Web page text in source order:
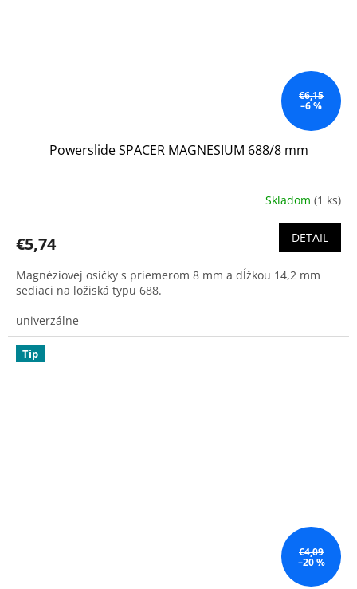
€6,15
–6 %
Powerslide SPACER MAGNESIUM 688/8 mm
Skladom (1 ks)
€5,74 DETAIL
Magnéziovej osičky s priemerom 8 mm a dĺžkou 14,2 mm
sediaci na ložiská typu 688.
univerzálne
Tip
€4,09
–20 %